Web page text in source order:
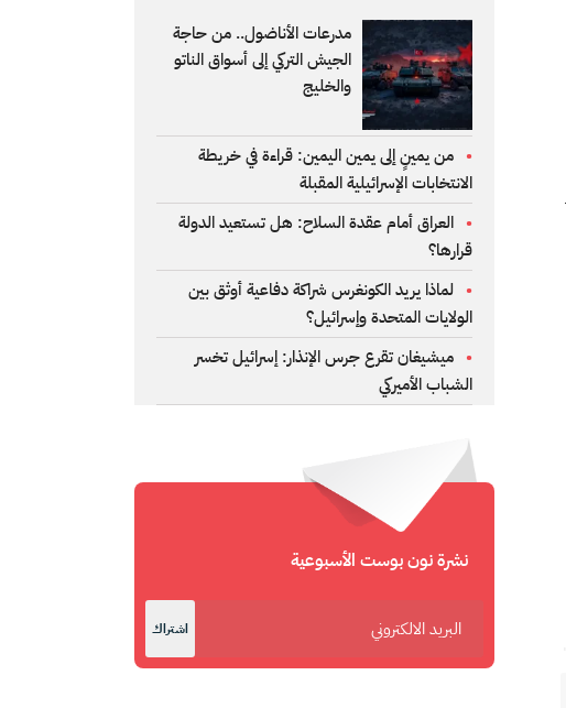
مدرعات الأناضول.. من حاجة
الجيش التركي إلى أسواق الناتو
والخليج
من يمينٍ إلى يمين اليمين: قراءة في خريطة
الانتخابات الإسرائيلية المقبلة
العراق أمام عقدة السلاح: هل تستعيد الدولة
قرارها؟
لماذا يريد الكونغرس شراكة دفاعية أوثق بين
الولايات المتحدة وإسرائيل؟
ميشيغان تقرع جرس الإنذار: إسرائيل تخسر
الشباب الأميركي
نشرة نون بوست الأسبوعية
اشتراك